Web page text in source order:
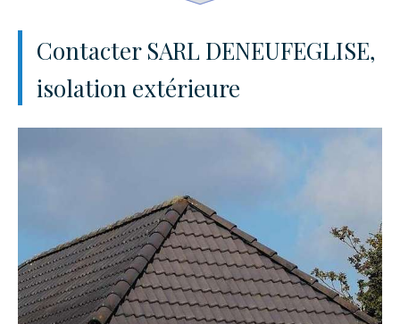
Contacter SARL DENEUFEGLISE,
isolation extérieure